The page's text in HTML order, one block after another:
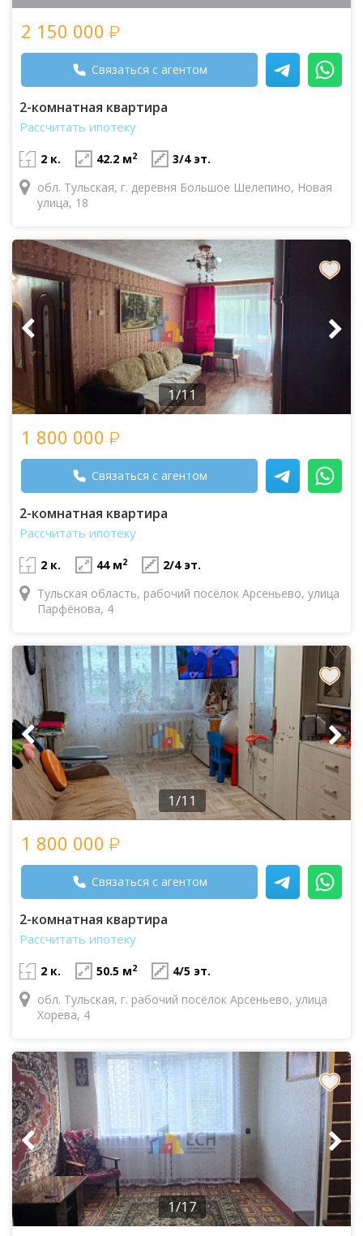
2 150 000
Связаться с агентом
2-комнатная квартира
Рассчитать ипотеку
2 к. 42.2 м2
3/4 эт.
обл. Тульская, г. деревня Большое Шелепино, Новая
улица, 18
1/11
1 800 000
Связаться с агентом
2-комнатная квартира
Рассчитать ипотеку
2 к. 44 м2
2/4 эт.
Тульская область, рабочий посёлок Арсеньево, улица
Парфёнова, 4
1/11
1 800 000
Связаться с агентом
2-комнатная квартира
Рассчитать ипотеку
2 к. 50.5 м2
4/5 эт.
обл. Тульская, г. рабочий посёлок Арсеньево, улица
Хорева, 4
1/17